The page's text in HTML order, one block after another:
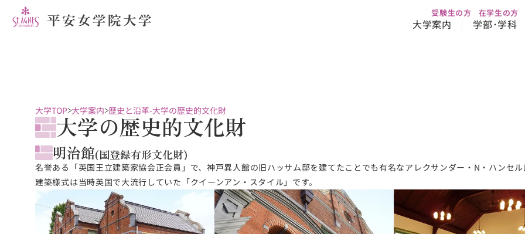
受験生の方 在学生の方
大学案内 学部･学科
大学TOP 大学案内 歴史と沿革-大学の歴史的文化財
大学の歴史的文化財
明治館(国登録有形文化財)
名誉ある「英国王立建築家協会正会員」で、神戸異人館の旧ハッサム邸を建てたことでも有名なアレクサンダー・N・ハンセ
建築様式は当時英国で大流行していた「クイーンアン・スタイル」です。